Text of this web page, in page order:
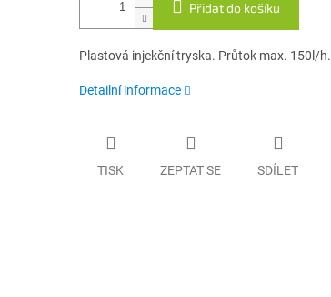
Přidat do košíku
Plastová injekční tryska. Průtok max. 150l/h.
Detailní informace
TISK ZEPTAT SE SDÍLET